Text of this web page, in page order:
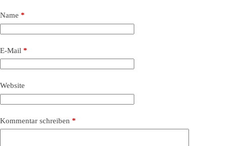
Name *
E-Mail *
Website
Kommentar schreiben *